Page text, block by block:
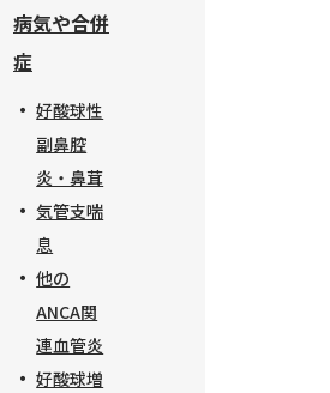
病気や合併
症
好酸球性
副鼻腔
炎・鼻茸
気管支喘
息
他の
ANCA関
連血管炎
好酸球増